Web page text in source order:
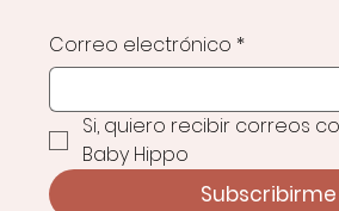
Correo electrónico *
Si, quiero recibir correos
Baby Hippo
Subscribirme